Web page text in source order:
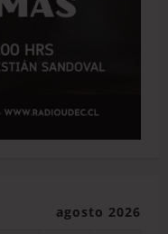
agosto 2026